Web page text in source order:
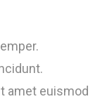
amet euismod